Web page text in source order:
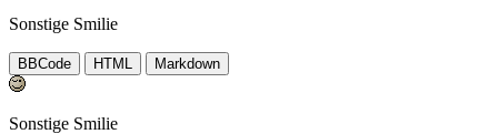
Sonstige Smilie
BBCode HTML Markdown
Sonstige Smilie